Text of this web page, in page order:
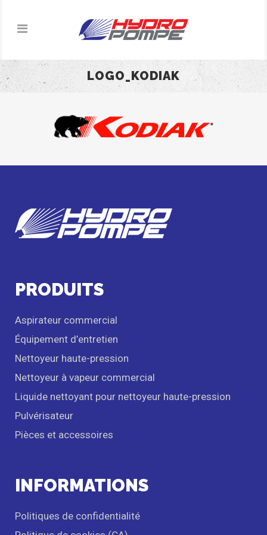
LOGO_KODIAK
PRODUITS
Aspirateur commercial
Équipement d’entretien
Nettoyeur haute-pression
Nettoyeur à vapeur commercial
Liquide nettoyant pour nettoyeur haute-pression
Pulvérisateur
Pièces et accessoires
INFORMATIONS
Politiques de confidentialité